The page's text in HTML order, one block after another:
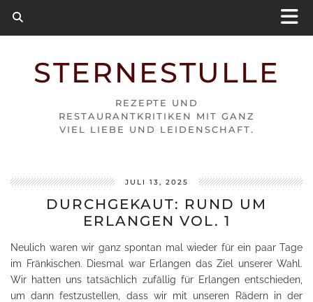
STERNESTULLE
REZEPTE UND
RESTAURANTKRITIKEN MIT GANZ
VIEL LIEBE UND LEIDENSCHAFT.
JULI 13, 2025
DURCHGEKAUT: RUND UM
ERLANGEN VOL. 1
Neulich waren wir ganz spontan mal wieder für ein paar Tage
im Fränkischen. Diesmal war Erlangen das Ziel unserer Wahl.
Wir hatten uns tatsächlich zufällig für Erlangen entschieden,
um dann festzustellen, dass wir mit unseren Rädern in der